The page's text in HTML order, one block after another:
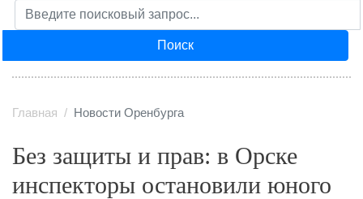
Поиск
Главная Новости Оренбурга
Без защиты и прав: в Орске
инспекторы остановили юного